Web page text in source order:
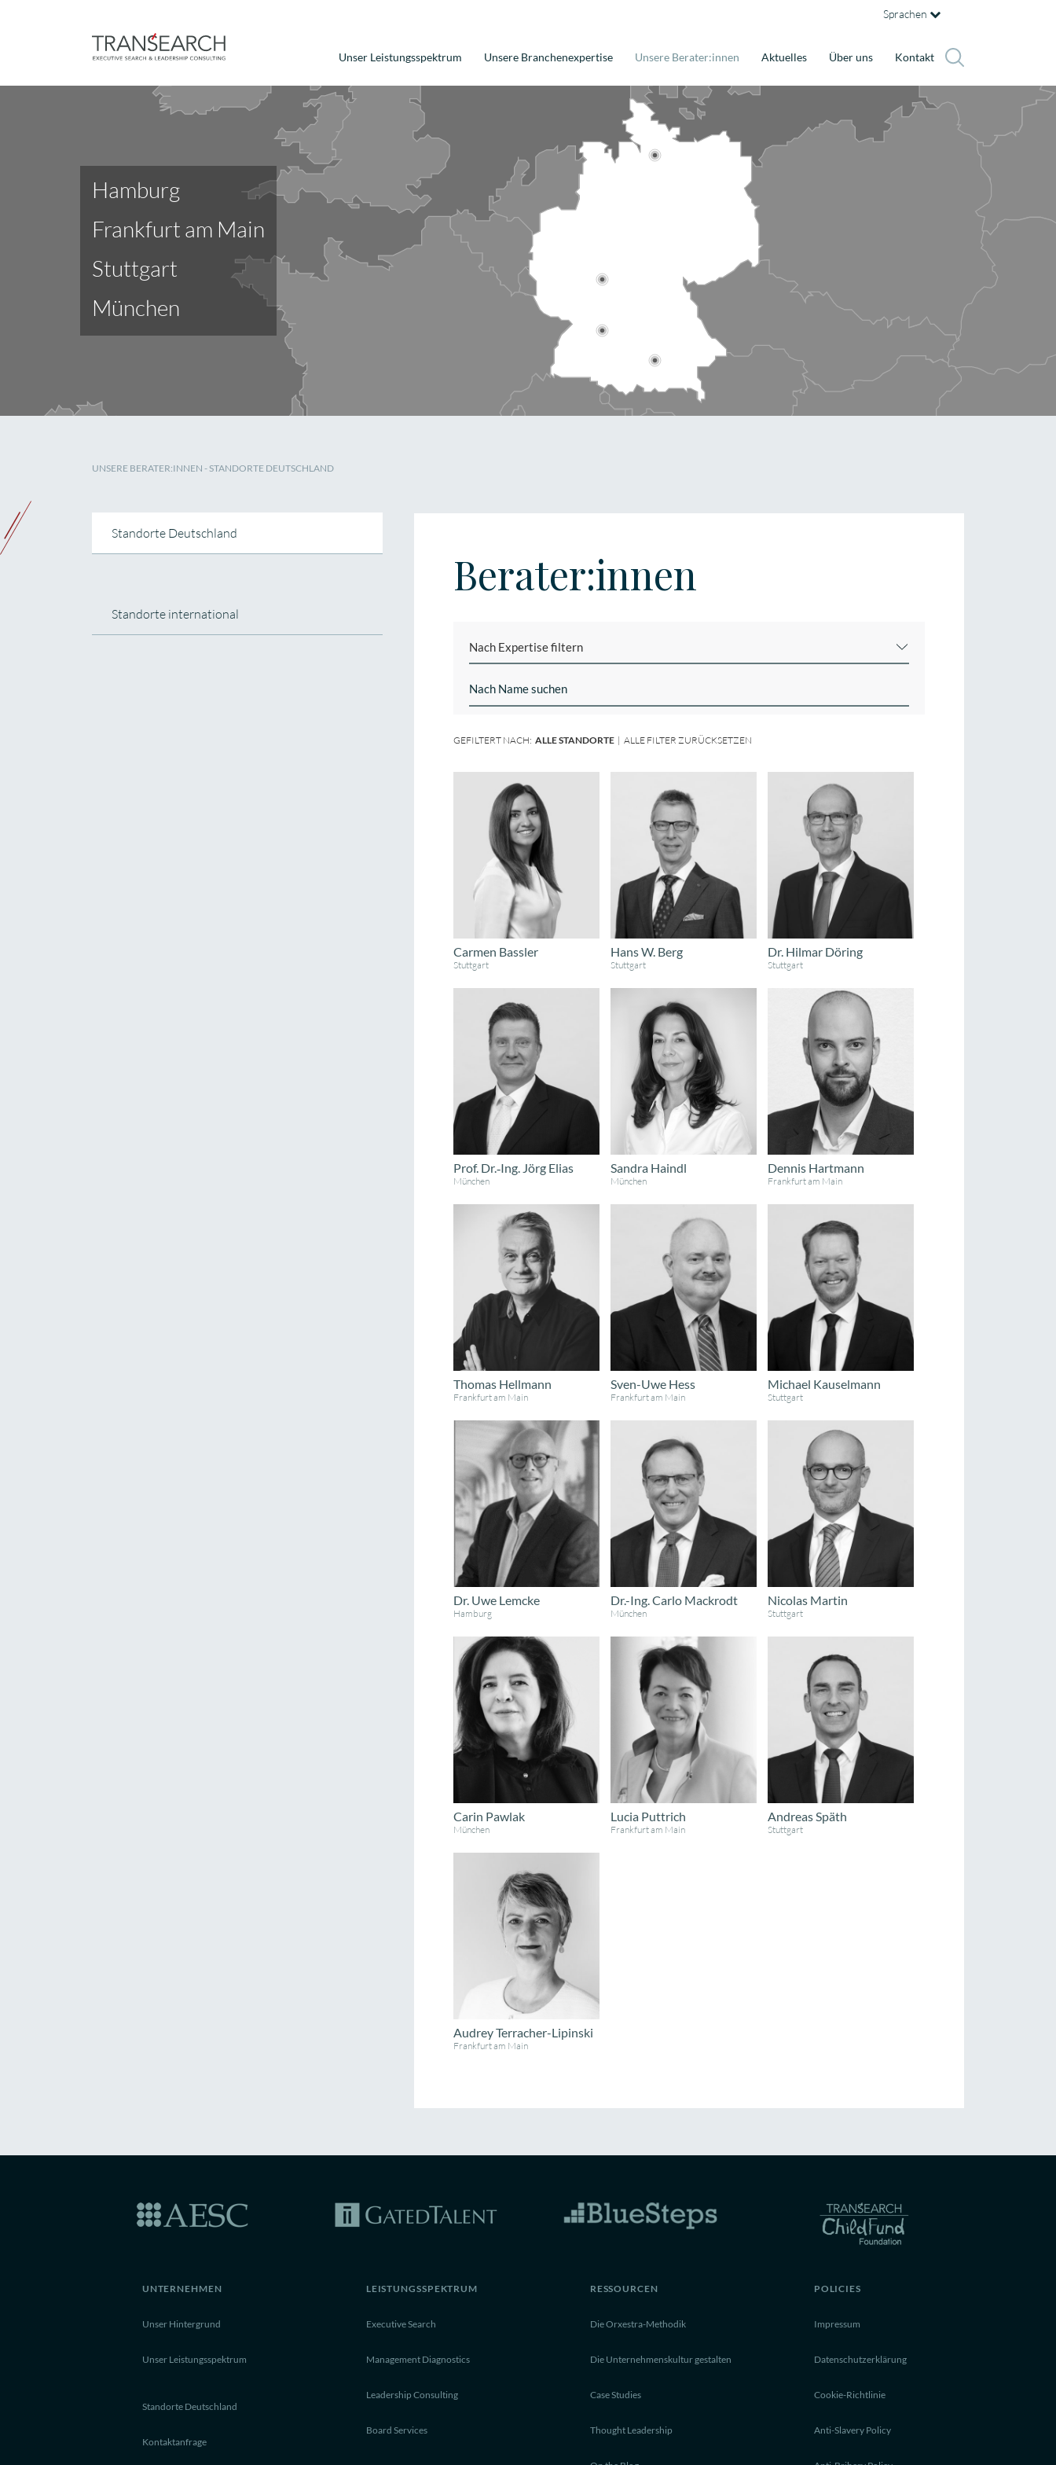
Sprachen
Unser Leistungsspektrum Unsere Branchenexpertise Unsere Berater:innen Aktuelles Über uns Kontakt
Hamburg
Frankfurt am Main
Stuttgart
München
UNSERE BERATER:INNEN - STANDORTE DEUTSCHLAND
Standorte Deutschland
Standorte international
Berater:innen
GEFILTERT NACH: ALLE STANDORTE | ALLE FILTER ZURÜCKSETZEN
Carmen Bassler
Stuttgart
Hans W. Berg
Stuttgart
Dr. Hilmar Döring
Stuttgart
Prof. Dr.‐Ing. Jörg Elias
München
Sandra Haindl
München
Dennis Hartmann
Frankfurt am Main
Thomas Hellmann
Frankfurt am Main
Sven-Uwe Hess
Frankfurt am Main
Michael Kauselmann
Stuttgart
Dr. Uwe Lemcke
Hamburg
Dr.-Ing. Carlo Mackrodt
München
Nicolas Martin
Stuttgart
Carin Pawlak
München
Lucia Puttrich
Frankfurt am Main
Andreas Späth
Stuttgart
Audrey Terracher-Lipinski
Frankfurt am Main
UNTERNEHMEN
Unser Hintergrund
Unser Leistungsspektrum
Standorte Deutschland
Kontaktanfrage
LEISTUNGSSPEKTRUM
Executive Search
Management Diagnostics
Leadership Consulting
Board Services
RESSOURCEN
Die Orxestra-Methodik
Die Unternehmenskultur gestalten
Case Studies
Thought Leadership
POLICIES
Impressum
Datenschutzerklärung
Cookie-Richtlinie
Anti-Slavery Policy